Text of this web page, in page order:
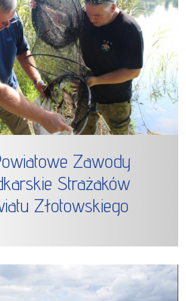
Zawody
Strażaków
Złotowskiego